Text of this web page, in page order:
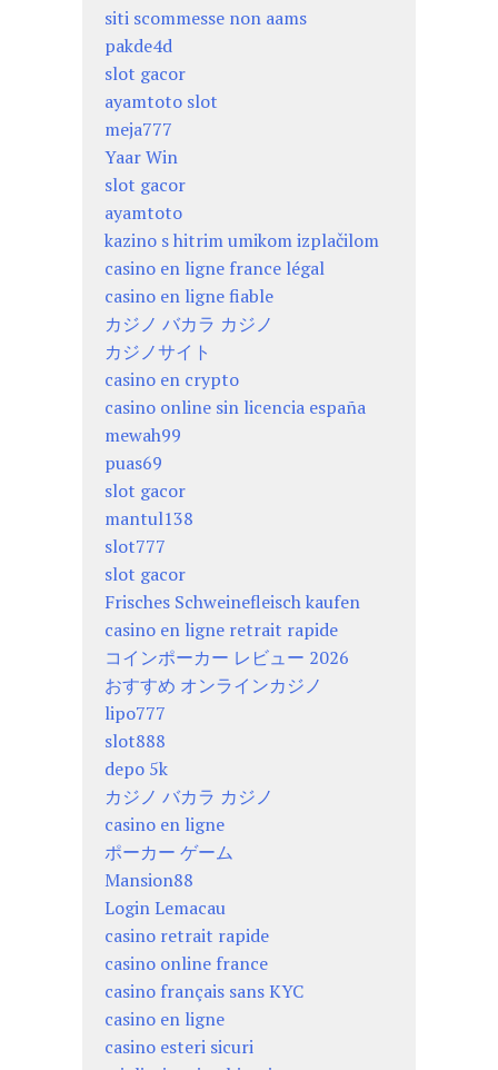
siti scommesse non aams
pakde4d
slot gacor
ayamtoto slot
meja777
Yaar Win
slot gacor
ayamtoto
kazino s hitrim umikom izplačilom
casino en ligne france légal
casino en ligne fiable
カジノ バカラ カジノ
カジノサイト
casino en crypto
casino online sin licencia españa
mewah99
puas69
slot gacor
mantul138
slot777
slot gacor
Frisches Schweinefleisch kaufen
casino en ligne retrait rapide
コインポーカー レビュー 2026
おすすめ オンラインカジノ
lipo777
slot888
depo 5k
カジノ バカラ カジノ
casino en ligne
ポーカー ゲーム
Mansion88
Login Lemacau
casino retrait rapide
casino online france
casino français sans KYC
casino en ligne
casino esteri sicuri